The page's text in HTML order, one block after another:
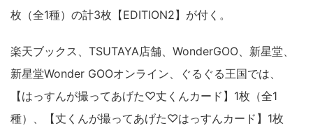
枚（全1種）の計3枚【EDITION2】が付く。
楽天ブックス、TSUTAYA店舗、WonderGOO、新星堂、
新星堂Wonder GOOオンライン、ぐるぐる王国では、
【はっすんが撮ってあげた♡丈くんカード】1枚（全1
種）、【丈くんが撮ってあげた♡はっすんカード】1枚